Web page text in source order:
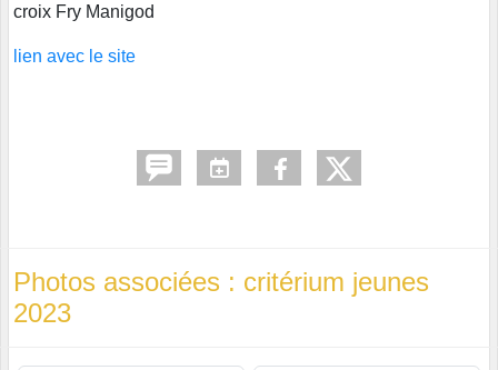
croix Fry Manigod
lien avec le site
Photos associées : critérium jeunes
2023